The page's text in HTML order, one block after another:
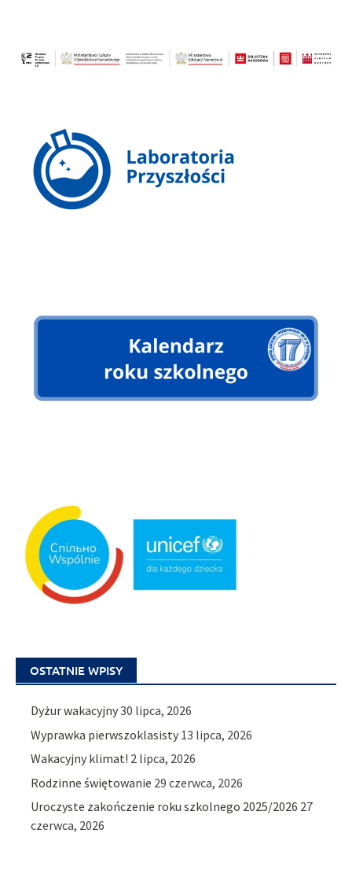
OSTATNIE WPISY
Dyżur wakacyjny30 lipca, 2026
Wyprawka pierwszoklasisty 13 lipca, 2026
Wakacyjny klimat! 2 lipca, 2026
Rodzinne świętowanie 29 czerwca, 2026
Uroczyste zakończenie roku szkolnego 2025/2026 27
czerwca, 2026